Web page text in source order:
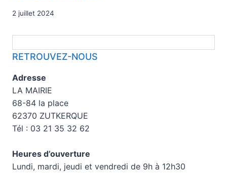
2 juillet 2024
RETROUVEZ-NOUS
Adresse
LA MAIRIE
68-84 la place
62370 ZUTKERQUE
Tél : 03 21 35 32 62
Heures d’ouverture
Lundi, mardi, jeudi et vendredi de 9h à 12h30